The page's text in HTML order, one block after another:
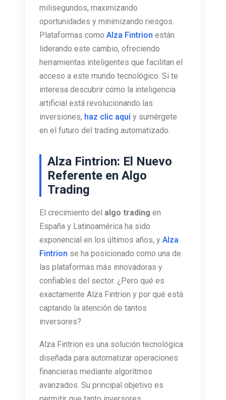
milisegundos, maximizando
oportunidades y minimizando riesgos.
Plataformas como Alza Fintrion están
liderando este cambio, ofreciendo
herramientas inteligentes que facilitan el
acceso a este mundo tecnológico. Si te
interesa descubrir cómo la inteligencia
artificial está revolucionando las
inversiones, haz clic aquíy sumérgete
en el futuro del trading automatizado.
Alza Fintrion: El Nuevo
Referente en Algo
Trading
El crecimiento del algo trading en
España y Latinoamérica ha sido
exponencial en los últimos años, y Alza
Fintrion se ha posicionado como una de
las plataformas más innovadoras y
confiables del sector. ¿Pero qué es
exactamente Alza Fintrion y por qué está
captando la atención de tantos
inversores?
Alza Fintrion es una solución tecnológica
diseñada para automatizar operaciones
financieras mediante algoritmos
avanzados. Su principal objetivo es